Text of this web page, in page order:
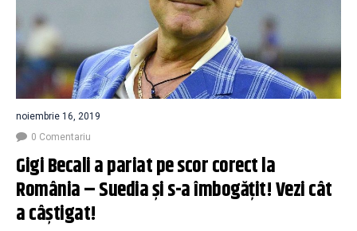
noiembrie 16, 2019
0 Comentariu
Gigi Becali a pariat pe scor corect la
România – Suedia și s-a îmbogățit! Vezi cât
a câștigat!